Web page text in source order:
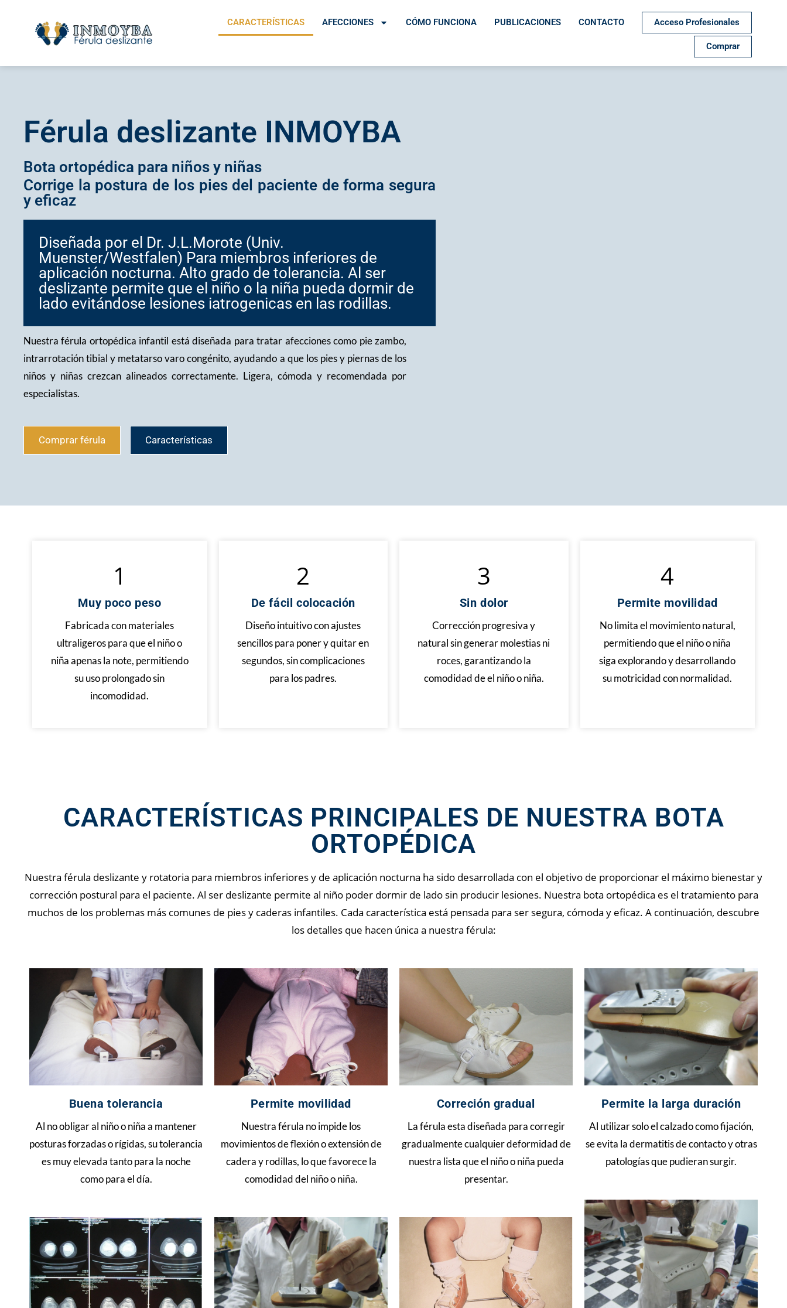
CARACTERÍSTICAS AFECCIONES CÓMO FUNCIONA PUBLICACIONES CONTACTO Acceso Profesionales
Comprar
Férula deslizante INMOYBA
Bota ortopédica para niños y niñas
Corrige la postura de los pies del paciente de forma segura
y eficaz
Diseñada por el Dr. J.L.Morote (Univ.
Muenster/Westfalen) Para miembros inferiores de
aplicación nocturna. Alto grado de tolerancia. Al ser
deslizante permite que el niño o la niña pueda dormir de
lado evitándose lesiones iatrogenicas en las rodillas.
Nuestra férula ortopédica infantil está diseñada para tratar afecciones como pie zambo,
intrarrotación tibial y metatarso varo congénito, ayudando a que los pies y piernas de los
niños y niñas crezcan alineados correctamente. Ligera, cómoda y recomendada por
especialistas.
Comprar férula Características
1
Muy poco peso
Fabricada con materiales
ultraligeros para que el niño o
niña apenas la note, permitiendo
su uso prolongado sin
incomodidad.
2
De fácil colocación
Diseño intuitivo con ajustes
sencillos para poner y quitar en
segundos, sin complicaciones
para los padres.
3
Sin dolor
Corrección progresiva y
natural sin generar molestias ni
roces, garantizando la
comodidad de el niño o niña.
4
Permite movilidad
No limita el movimiento natural,
permitiendo que el niño o niña
siga explorando y desarrollando
su motricidad con normalidad.
CARACTERÍSTICAS PRINCIPALES DE NUESTRA BOTA
ORTOPÉDICA
Nuestra férula deslizante y rotatoria para miembros inferiores y de aplicación nocturna ha sido desarrollada con el objetivo de proporcionar el máximo bienestar y
corrección postural para el paciente. Al ser deslizante permite al niño poder dormir de lado sin producir lesiones. Nuestra bota ortopédica es el tratamiento para
muchos de los problemas más comunes de pies y caderas infantiles. Cada característica está pensada para ser segura, cómoda y eficaz. A continuación, descubre
los detalles que hacen única a nuestra férula:
Buena tolerancia
Al no obligar al niño o niña a mantener
posturas forzadas o rígidas, su tolerancia
es muy elevada tanto para la noche
como para el día.
Permite movilidad
Nuestra férula no impide los
movimientos de flexión o extensión de
cadera y rodillas, lo que favorece la
comodidad del niño o niña.
Correción gradual
La férula esta diseñada para corregir
gradualmente cualquier deformidad de
nuestra lista que el niño o niña pueda
presentar.
Permite la larga duración
Al utilizar solo el calzado como fijación,
se evita la dermatitis de contacto y otras
patologías que pudieran surgir.